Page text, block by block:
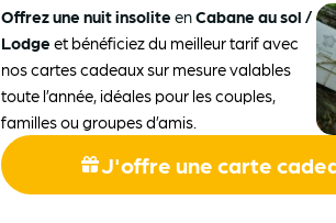
Offrez une nuit insolite enCabane au sol /
Lodge et bénéficiez du meilleur tarif avec
nos cartes cadeaux sur mesure valables
toute l’année, idéales pour les couples,
familles ou groupes d’amis.
J'offre une carte